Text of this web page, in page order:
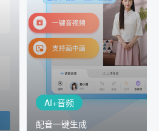
AI+音频
配音一键生成
配音一键生成
AI+音频：基于全球领先的
TTS能力打造的AI音频制作
工具，输入文本、选择发
音人即可一键生成专业音